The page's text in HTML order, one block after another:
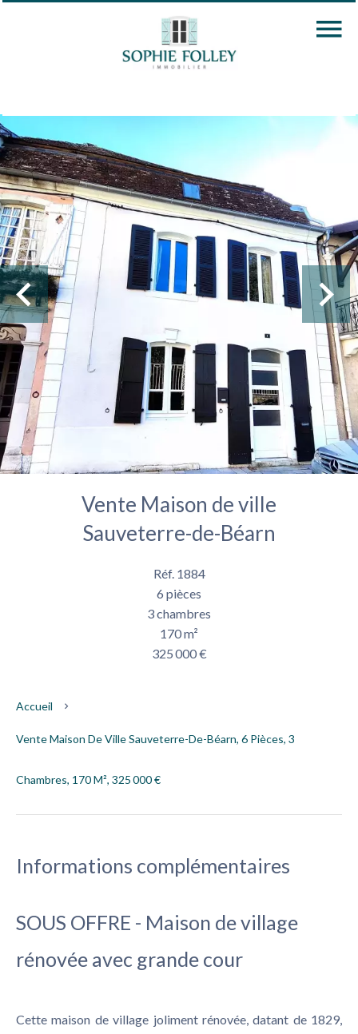
Vente Maison de ville
Sauveterre-de-Béarn
Réf. 1884
6 pièces
3 chambres
170 m²
325 000 €
Accueil
Vente Maison De Ville Sauveterre-De-Béarn, 6 Pièces, 3
Chambres, 170 M², 325 000 €
Informations complémentaires
SOUS OFFRE - Maison de village
rénovée avec grande cour
Cette maison de village joliment rénovée, datant de 1829,